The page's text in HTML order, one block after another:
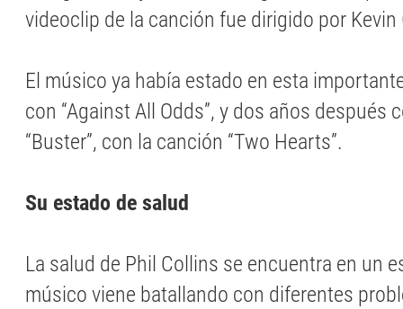
videoclip de la canción fue dirigido por Kevin
El músico ya había estado en esta
con “Against All Odds”, y dos años después
“Buster”, con la canción “Two Hearts”.
Su estado de salud
La salud de Phil Collins se encuentra en un
músico viene batallando con diferentes